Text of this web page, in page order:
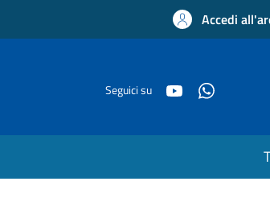
Accedi
Seguici su